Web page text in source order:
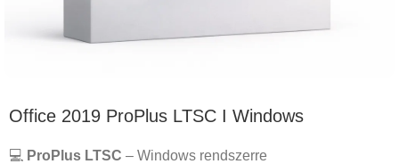
Office 2019 ProPlus LTSC I Windows
💻 ProPlus LTSC – Windows rendszerre